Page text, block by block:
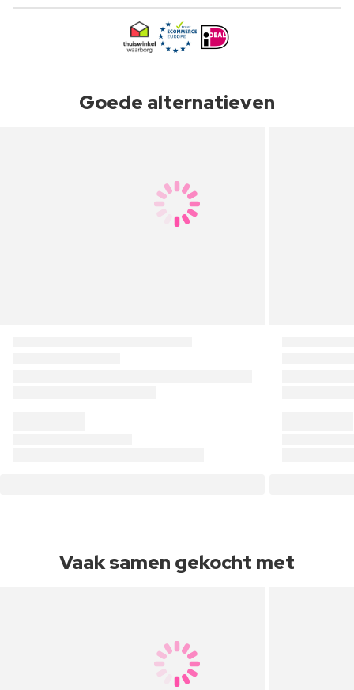
Goede alternatieven
Vaak samen gekocht met